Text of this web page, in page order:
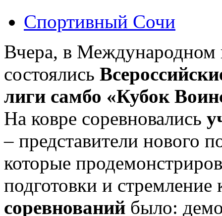
Спортивный Сочи
Вчера, в Международном
состоялись
лиги самбо «Кубок
На ковре соревновались
– представители нового
которые
подготовки и стремление
соревнований было: